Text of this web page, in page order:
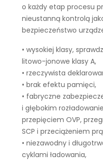
o każdy etap procesu
nieustanną kontrolą
bezpieczeństwo
• wysokiej klasy,
litowo-jonowe klasy A,
• rzeczywista
• brak efektu pamięci,
• fabryczne
i głębokim
przepięciem OVP,
SCP i przeciążeniem
• niezawodny i
cyklami ładowania,